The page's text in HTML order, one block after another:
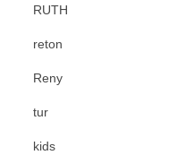
RUTH
reton
Reny
tur
kids